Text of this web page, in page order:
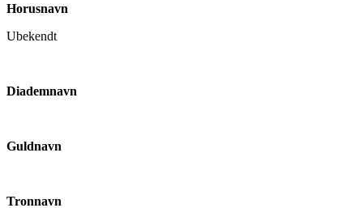
Horusnavn
Ubekendt
Diademnavn
Guldnavn
Tronnavn